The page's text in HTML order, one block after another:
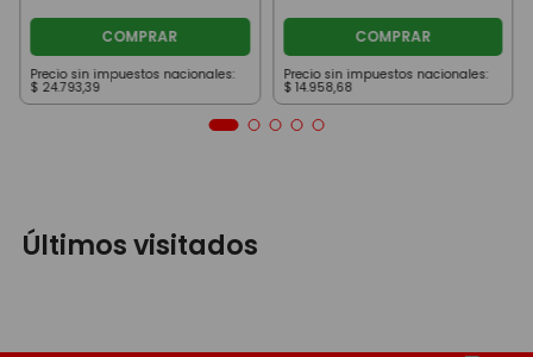
COMPRAR
Precio sin impuestos nacionales:
$ 24.793,39
COMPRAR
Precio sin impuestos nacionales:
$ 14.958,68
Últimos visitados